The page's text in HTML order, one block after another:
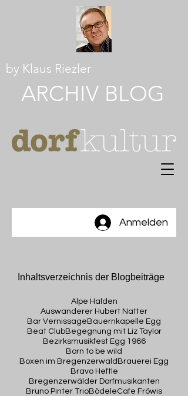
ARCHIVBLOG
by Klaus Riezler
Anmelden
Inhaltsverzeichnis der Blogbeiträge
Alpe Halden
Auswanderer Hubert Natter
Bar Vernissage Bauernkapelle Egg
Beat ClubBegegnung mit Liz Taylor
Bezirksmusikfest Egg 1966
Born to be wild
Boxen im Bregenzerwald Brauerei Egg
Bravo Heftle
Bregenzerwälder Dorfmusikanten
Bruno Pinter TrioBödeleCafe Fröwis